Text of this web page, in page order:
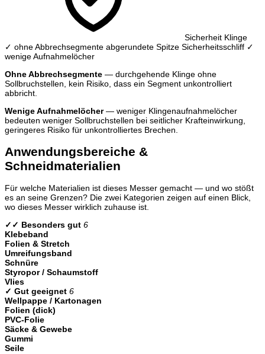
Sicherheit Klinge
✓ ohne Abbrechsegmente abgerundete Spitze Sicherheitsschliff ✓
wenige Aufnahmelöcher
Ohne Abbrechsegmente — durchgehende Klinge ohne
Sollbruchstellen, kein Risiko, dass ein Segment unkontrolliert
abbricht.
Wenige Aufnahmelöcher— weniger Klingenaufnahmelöcher
bedeuten weniger Sollbruchstellen bei seitlicher Krafteinwirkung,
geringeres Risiko für unkontrolliertes Brechen.
Anwendungsbereiche &
Schneidmaterialien
Für welche Materialien ist dieses Messer gemacht — und wo stößt
es an seine Grenzen? Die zwei Kategorien zeigen auf einen Blick,
wo dieses Messer wirklich zuhause ist.
✓✓ Besonders gut 6
Klebeband
Folien & Stretch
Umreifungsband
Schnüre
Styropor / Schaumstoff
Vlies
✓ Gut geeignet 6
Wellpappe / Kartonagen
Folien (dick)
PVC-Folie
Säcke & Gewebe
Gummi
Seile